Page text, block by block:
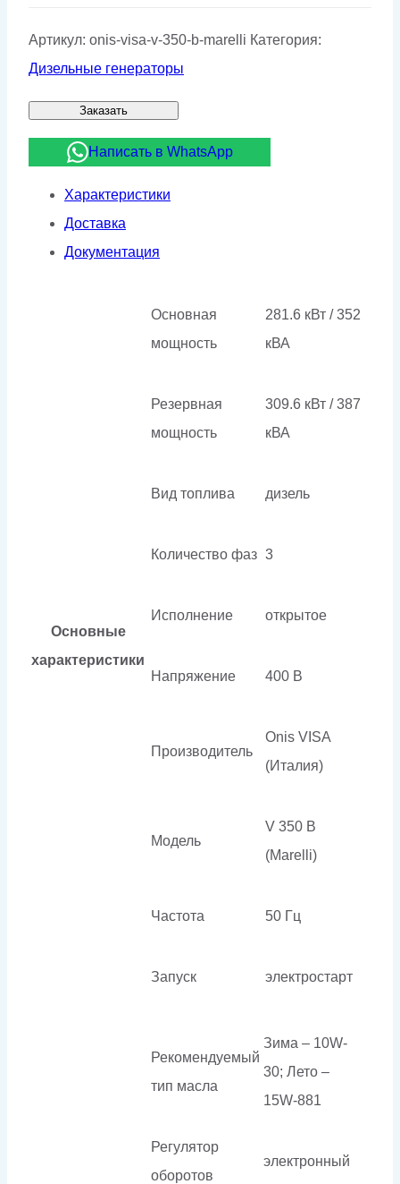
Артикул: onis-visa-v-350-b-marelli Категория:
Дизельные генераторы
Заказать
Написать в WhatsApp
Характеристики
Доставка
Документация
Основные
характеристики
Основная
мощность
281.6 кВт / 352
кВА
Резервная
мощность
309.6 кВт / 387
кВА
Вид топлива дизель
Количество фаз 3
Исполнение открытое
Напряжение 400 В
Производитель
Onis VISA
(Италия)
Модель
V 350 B
(Marelli)
Частота 50 Гц
Запуск электростарт
Рекомендуемый
тип масла
Зима – 10W-
30; Лето –
15W-881
Регулятор
оборотов
электронный